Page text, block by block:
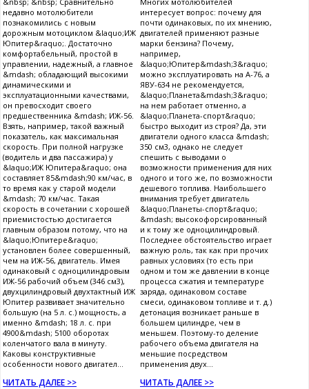
недавно мотолюбители
познакомились с новым
дорожным мотоциклом &laquo;ИЖ
Юпитер&raquo;. Достаточно
комфортабельный, простой в
управлении, надежный, а главное
&mdash; обладающий высокими
динамическими и
эксплуатационными качествами,
он превосходит своего
предшественника &mdash; ИЖ-56.
Взять, например, такой важный
показатель, как максимальная
скорость. При полной нагрузке
(водитель и два пассажира) у
&laquo;ИЖ Юпитера&raquo; она
составляет 85&mdash;90 км/час, в
то время как у старой модели
&mdash; 70 км/час. Такая
скорость в сочетании с хорошей
приемистостью достигается
главным образом потому, что на
&laquo;Юпитере&raquo;
установлен более совершенный,
чем на ИЖ-56, двигатель. Имея
одинаковый с одноцилиндровым
ИЖ-56 рабочий объем (346 см3),
двухцилиндровый двухтактный ИЖ
Юпитер развивает значительно
большую (на 5 л. с.) мощность, а
именно &mdash; 18 л. с. при
4900&mdash; 5100 оборотах
коленчатого вала в минуту.
Каковы конструктивные
особенности нового двигател...
ЧИТАТЬ ДАЛЕЕ >>
интересует вопрос: почему для
почти одинаковых, по их мнению,
двигателей применяют разные
марки бензина? Почему,
например,
&laquo;Юпитер&mdash;3&raquo;
можно эксплуатировать на А-76, а
ЯВУ-634 не рекомендуется,
&laquo;Планета&mdash;3&raquo;
на нем работает отменно, а
&laquo;Планета-спорт&raquo;
быстро выходит из строя? Да, эти
двигатели одного класса &mdash;
350 см3, однако не следует
спешить с выводами о
возможности применения для них
одного и того же, по возможности
дешевого топлива. Наибольшего
внимания требует двигатель
&laquo;Планеты-спорт&raquo;
&mdash; высокофорсированный
и к тому же одноцилиндровый.
Последнее обстоятельство играет
важную роль, так как при прочих
равных условиях (то есть при
одном и том же давлении в конце
процесса сжатия и температуре
заряда, одинаковом составе
смеси, одинаковом топливе и т. д.)
детонация возникает раньше в
большем цилиндре, чем в
меньшем. Поэтому-то деление
рабочего объема двигателя на
меньшие посредством
применения двух...
ЧИТАТЬ ДАЛЕЕ >>